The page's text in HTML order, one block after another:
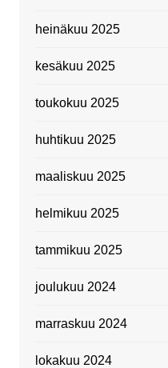
heinäkuu 2025
kesäkuu 2025
toukokuu 2025
huhtikuu 2025
maaliskuu 2025
helmikuu 2025
tammikuu 2025
joulukuu 2024
marraskuu 2024
lokakuu 2024